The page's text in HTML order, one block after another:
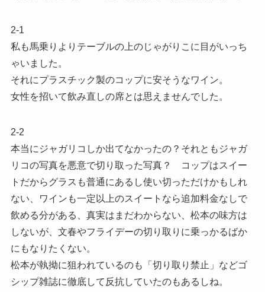
2-1
私も馬乗りよりテーブルの上のじゃがりこに目がいっち
ゃいました。
それにプラスチック製のコップに安そうなワイン。
女性を招いて飲み直しの席とは思えませんでした。
2-2
本当にジャガリコしか出てなかったの？それともジャガ
リコの写真を悪意で切り取った写真？ コップはスイー
トだからグラスも普通にあるし使い切っただけかもしれ
ない、ワインも一定以上のスイートなら追加料金なしで
飲める分がある、真実はまだわからない、松本の味方は
しないが、文春やフライデーの切り取りに乗っかるばか
にもなりたくない。
松本が執拗に狙われているのも「切り取り禁止」などゴ
シップ雑誌に徹底して反抗していたのもあるしね。